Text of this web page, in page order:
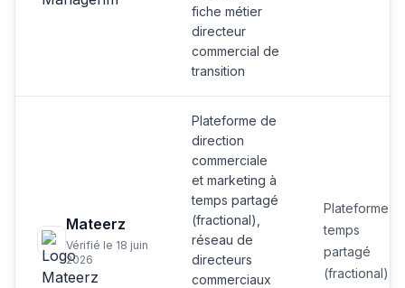
fiche métier
directeur
commercial de
transition
Mateerz
Vérifié le 18 juin
2026
Plateforme de
direction
commerciale
et marketing à
temps partagé
(fractional),
réseau de
directeurs
commerciaux
Plateforme à
temps
partagé
(fractional)